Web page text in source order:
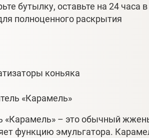
бутылку, оставьте на 24 часа в
полноценного раскрытия
коньяка
«Карамель»
«Карамель» – это обычный
функцию эмульгатора.